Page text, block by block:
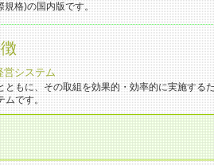
規格)の国内版です。
営システム
もに、その取組を効果的・効率的に実施する
ムです。